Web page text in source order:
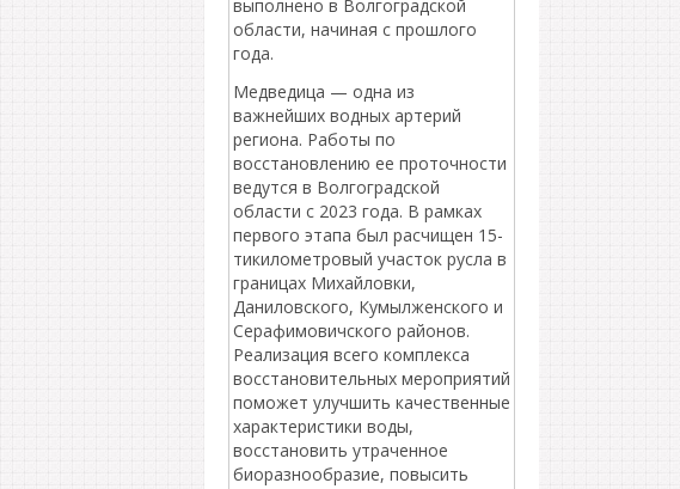
выполнено в Волгоградской
области, начиная с прошлого
года.
Медведица — одна из
важнейших водных артерий
региона. Работы по
восстановлению ее проточности
ведутся в Волгоградской
области с 2023 года. В рамках
первого этапа был расчищен 15-
тикилометровый участок русла в
границах Михайловки,
Даниловского, Кумылженского и
Серафимовичского районов.
Реализация всего комплекса
восстановительных мероприятий
поможет улучшить качественные
характеристики воды,
восстановить утраченное
биоразнообразие, повысить